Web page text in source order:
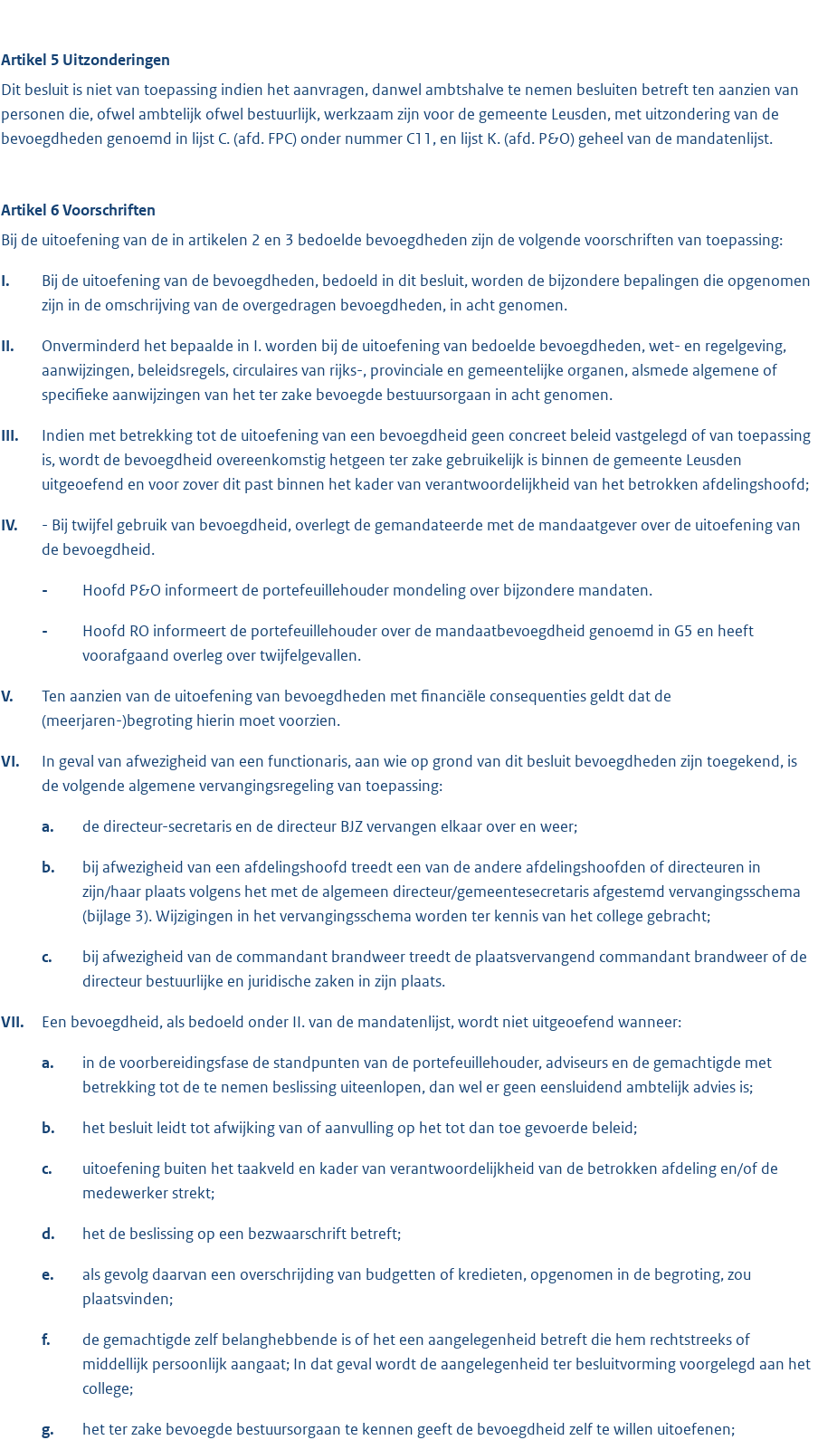
Artikel 5 Uitzonderingen
Dit besluit is niet van toepassing indien het aanvragen, danwel ambtshalve te nemen besluiten betreft ten aanzien van
personen die, ofwel ambtelijk ofwel bestuurlijk, werkzaam zijn voor de gemeente Leusden, met uitzondering van de
bevoegdheden genoemd in lijst C. (afd. FPC) onder nummer C11, en lijst K. (afd. P&O) geheel van de mandatenlijst.
Artikel 6 Voorschriften
Bij de uitoefening van de in artikelen 2 en 3 bedoelde bevoegdheden zijn de volgende voorschriften van toepassing:
I.
Bij de uitoefening van de bevoegdheden, bedoeld in dit besluit, worden de bijzondere bepalingen die opgenomen
zijn in de omschrijving van de overgedragen bevoegdheden, in acht genomen.
II.
Onverminderd het bepaalde in I. worden bij de uitoefening van bedoelde bevoegdheden, wet- en regelgeving,
aanwijzingen, beleidsregels, circulaires van rijks-, provinciale en gemeentelijke organen, alsmede algemene of
specifieke aanwijzingen van het ter zake bevoegde bestuursorgaan in acht genomen.
III.
Indien met betrekking tot de uitoefening van een bevoegdheid geen concreet beleid vastgelegd of van toepassing
is, wordt de bevoegdheid overeenkomstig hetgeen ter zake gebruikelijk is binnen de gemeente Leusden
uitgeoefend en voor zover dit past binnen het kader van verantwoordelijkheid van het betrokken afdelingshoofd;
IV.
- Bij twijfel gebruik van bevoegdheid, overlegt de gemandateerde met de mandaatgever over de uitoefening van
de bevoegdheid.
- Hoofd P&O informeert de portefeuillehouder mondeling over bijzondere mandaten.
-
Hoofd RO informeert de portefeuillehouder over de mandaatbevoegdheid genoemd in G5 en heeft
voorafgaand overleg over twijfelgevallen.
V.
Ten aanzien van de uitoefening van bevoegdheden met financiële consequenties geldt dat de
(meerjaren-)begroting hierin moet voorzien.
VI.
In geval van afwezigheid van een functionaris, aan wie op grond van dit besluit bevoegdheden zijn toegekend, is
de volgende algemene vervangingsregeling van toepassing:
a. de directeur-secretaris en de directeur BJZ vervangen elkaar over en weer;
b.
bij afwezigheid van een afdelingshoofd treedt een van de andere afdelingshoofden of directeuren in
zijn/haar plaats volgens het met de algemeen directeur/gemeentesecretaris afgestemd vervangingsschema
(bijlage 3). Wijzigingen in het vervangingsschema worden ter kennis van het college gebracht;
c.
bij afwezigheid van de commandant brandweer treedt de plaatsvervangend commandant brandweer of de
directeur bestuurlijke en juridische zaken in zijn plaats.
VII. Een bevoegdheid, als bedoeld onder II. van de mandatenlijst, wordt niet uitgeoefend wanneer:
a.
in de voorbereidingsfase de standpunten van de portefeuillehouder, adviseurs en de gemachtigde met
betrekking tot de te nemen beslissing uiteenlopen, dan wel er geen eensluidend ambtelijk advies is;
b. het besluit leidt tot afwijking van of aanvulling op het tot dan toe gevoerde beleid;
c.
uitoefening buiten het taakveld en kader van verantwoordelijkheid van de betrokken afdeling en/of de
medewerker strekt;
d. het de beslissing op een bezwaarschrift betreft;
e.
als gevolg daarvan een overschrijding van budgetten of kredieten, opgenomen in de begroting, zou
plaatsvinden;
f.
de gemachtigde zelf belanghebbende is of het een aangelegenheid betreft die hem rechtstreeks of
middellijk persoonlijk aangaat; In dat geval wordt de aangelegenheid ter besluitvorming voorgelegd aan het
college;
g. het ter zake bevoegde bestuursorgaan te kennen geeft de bevoegdheid zelf te willen uitoefenen;